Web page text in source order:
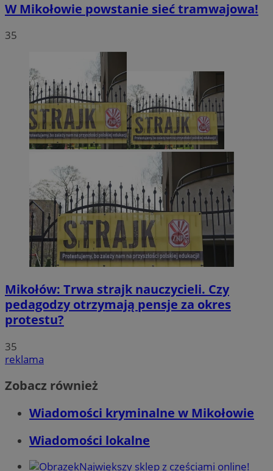
W Mikołowie powstanie sieć tramwajowa!
35
Mikołów: Trwa strajk nauczycieli. Czy
pedagodzy otrzymają pensje za okres
protestu?
35
reklama
Zobacz również
Wiadomości kryminalne w Mikołowie
Wiadomości lokalne
Największy sklep z częściami online!